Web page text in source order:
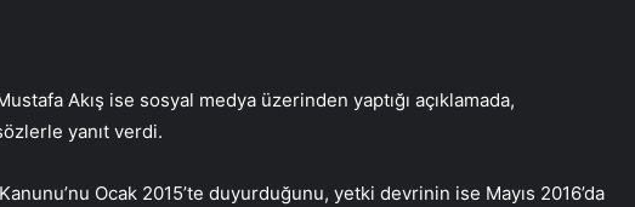
Akış ise sosyal medya üzerinden yaptığı açıklamada,
yanıt verdi.
Ocak 2015’te duyurduğunu, yetki devrinin ise Mayıs 2016’da